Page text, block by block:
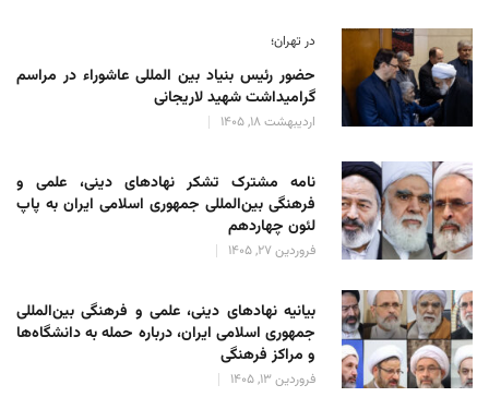
در تهران؛
حضور رئیس بنیاد بین المللی عاشوراء در مراسم
گرامیداشت شهید لاریجانی
اردیبهشت 18, 1405
نامه مشترک تشکر نهادهای دینی، علمی و
فرهنگی بین‌المللی جمهوری اسلامی ایران به پاپ
لئون چهاردهم
فروردین 27, 1405
بیانیه نهادهای دینی، علمی و فرهنگی بین‌المللی
جمهوری اسلامی ایران، درباره حمله به دانشگاه‌ها
و مراکز فرهنگی
فروردین 13, 1405